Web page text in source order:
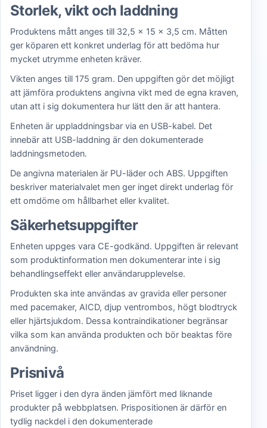
Storlek, vikt och laddning
Produktens mått anges till 32,5 × 15 × 3,5 cm. Måtten
ger köparen ett konkret underlag för att bedöma hur
mycket utrymme enheten kräver.
Vikten anges till 175 gram. Den uppgiften gör det möjligt
att jämföra produktens angivna vikt med de egna kraven,
utan att i sig dokumentera hur lätt den är att hantera.
Enheten är uppladdningsbar via en USB-kabel. Det
innebär att USB-laddning är den dokumenterade
laddningsmetoden.
De angivna materialen är PU-läder och ABS. Uppgiften
beskriver materialvalet men ger inget direkt underlag för
ett omdöme om hållbarhet eller kvalitet.
Säkerhetsuppgifter
Enheten uppges vara CE-godkänd. Uppgiften är relevant
som produktinformation men dokumenterar inte i sig
behandlingseffekt eller användarupplevelse.
Produkten ska inte användas av gravida eller personer
med pacemaker, AICD, djup ventrombos, högt blodtryck
eller hjärtsjukdom. Dessa kontraindikationer begränsar
vilka som kan använda produkten och bör beaktas före
användning.
Prisnivå
Priset ligger i den dyra änden jämfört med liknande
produkter på webbplatsen. Prispositionen är därför en
tydlig nackdel i den dokumenterade